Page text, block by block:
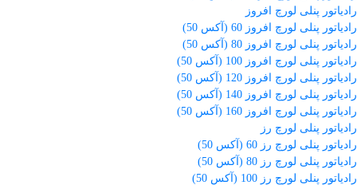
رادیاتور پنلی لورچ افروز
رادیاتور پنلی لورچ افروز 60 (آکس 50)
رادیاتور پنلی لورچ افروز 80 (آکس 50)
رادیاتور پنلی لورچ افروز 100 (آکس 50)
رادیاتور پنلی لورچ افروز 120 (آکس 50)
رادیاتور پنلی لورچ افروز 140 (آکس 50)
رادیاتور پنلی لورچ افروز 160 (آکس 50)
رادیاتور پنلی لورچ رز
رادیاتور پنلی لورچ رز 60 (آکس 50)
رادیاتور پنلی لورچ رز 80 (آکس 50)
رادیاتور پنلی لورچ رز 100 (آکس 50)